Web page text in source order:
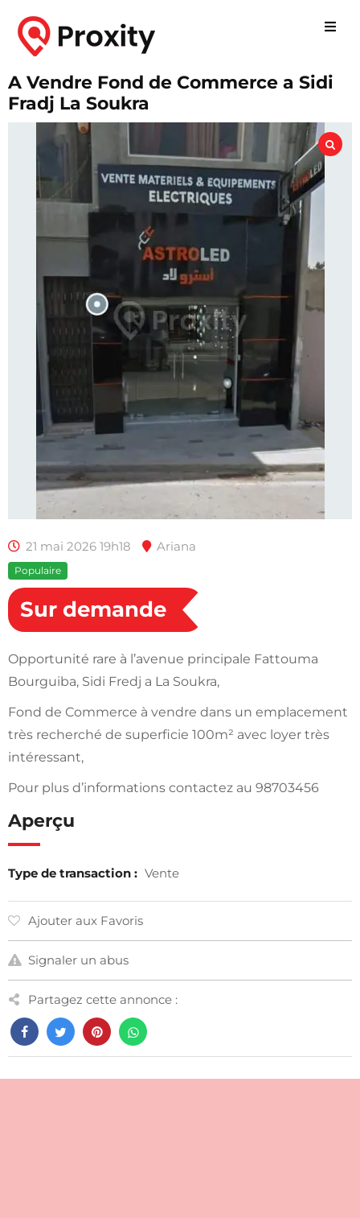
A Vendre Fond de Commerce a Sidi
Fradj La Soukra
21 mai 2026 19h18 Ariana
Populaire
Sur demande
Opportunité rare à l’avenue principale Fattouma
Bourguiba, Sidi Fredj a La Soukra,
Fond de Commerce à vendre dans un emplacement
très recherché de superficie 100m² avec loyer très
intéressant,
Pour plus d’informations contactez au 98703456
Aperçu
Type de transaction : Vente
Ajouter aux Favoris
Signaler un abus
Partagez cette annonce :